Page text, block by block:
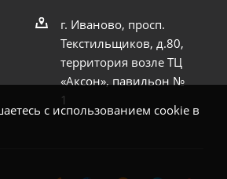
с использованием cookie в
г. Иваново, просп.
Текстильщиков, д.80,
территория возле ТЦ
«Аксон», павильон №
1